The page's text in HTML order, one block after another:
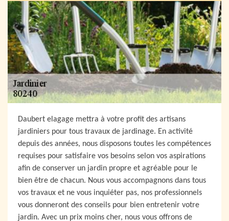
Daubert elagage mettra à votre profit des artisans
jardiniers pour tous travaux de jardinage. En activité
depuis des années, nous disposons toutes les compétences
requises pour satisfaire vos besoins selon vos aspirations
afin de conserver un jardin propre et agréable pour le
bien être de chacun. Nous vous accompagnons dans tous
vos travaux et ne vous inquiéter pas, nos professionnels
vous donneront des conseils pour bien entretenir votre
jardin. Avec un prix moins cher, nous vous offrons de